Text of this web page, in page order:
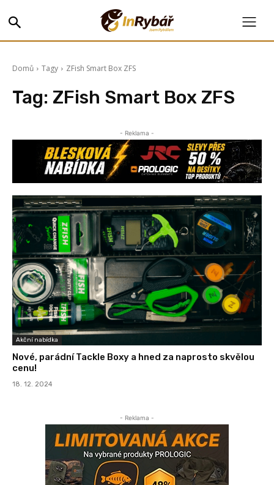
Domů Tagy ZFish Smart Box ZFS
Tag: ZFish Smart Box ZFS
- Reklama -
Akční nabídka
Nové, parádní Tackle Boxy a hned za naprosto skvělou
cenu!
18. 12. 2024
- Reklama -